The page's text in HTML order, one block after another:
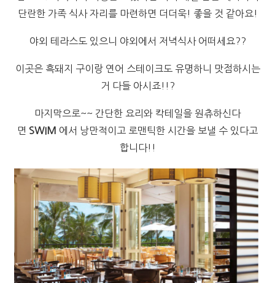
단란한 가족 식사 자리를 마련하면 더더욱! 좋을 것 같아요!
야외 테라스도 있으니 야외에서 저녁식사 어떠세요??
이곳은 흑돼지 구이랑 연어 스테이크도 유명하니 맛점하시는
거 다들 아시죠!!?
마지막으로~~ 간단한 요리와 칵테일을 원츄하신다
면 SWIM 에서 낭만적이고 로맨틱한 시간을 보낼 수 있다고
합니다!!